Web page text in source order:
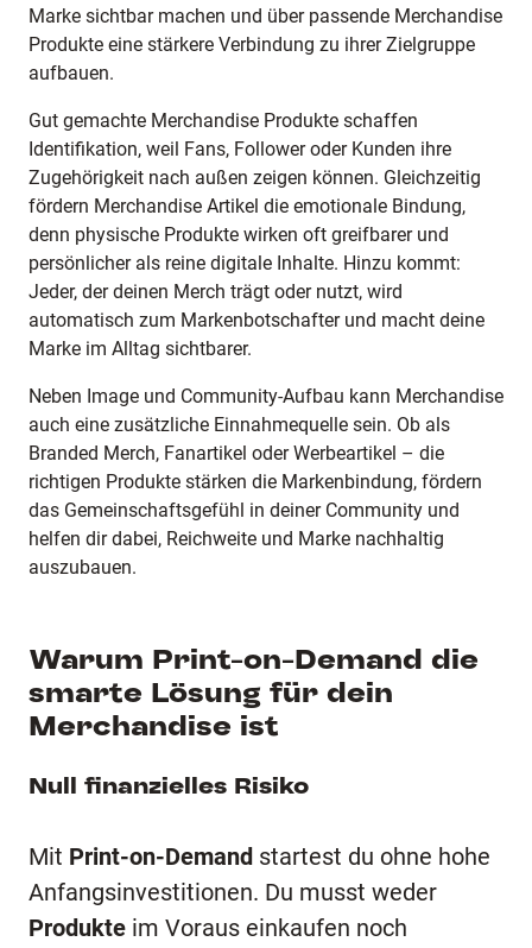
Marke sichtbar machen und über passende Merchandise
Produkte eine stärkere Verbindung zu ihrer Zielgruppe
aufbauen.
Gut gemachte Merchandise Produkte schaffen
Identifikation, weil Fans, Follower oder Kunden ihre
Zugehörigkeit nach außen zeigen können. Gleichzeitig
fördern Merchandise Artikel die emotionale Bindung,
denn physische Produkte wirken oft greifbarer und
persönlicher als reine digitale Inhalte. Hinzu kommt:
Jeder, der deinen Merch trägt oder nutzt, wird
automatisch zum Markenbotschafter und macht deine
Marke im Alltag sichtbarer.
Neben Image und Community-Aufbau kann Merchandise
auch eine zusätzliche Einnahmequelle sein. Ob als
Branded Merch, Fanartikel oder Werbeartikel – die
richtigen Produkte stärken die Markenbindung, fördern
das Gemeinschaftsgefühl in deiner Community und
helfen dir dabei, Reichweite und Marke nachhaltig
auszubauen.
Warum Print-on-Demand die
smarte Lösung für dein
Merchandise ist
Null finanzielles Risiko
Mit Print-on-Demand startest du ohne hohe
Anfangsinvestitionen. Du musst weder
Produkte im Voraus einkaufen noch